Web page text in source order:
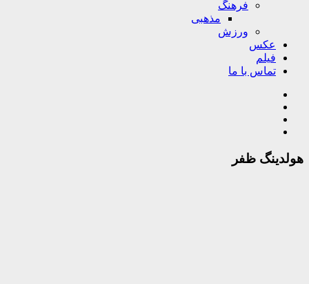
فرهنگ
مذهبی
ورزش
عکس
فیلم
تماس با ما
هولدینگ ظفر